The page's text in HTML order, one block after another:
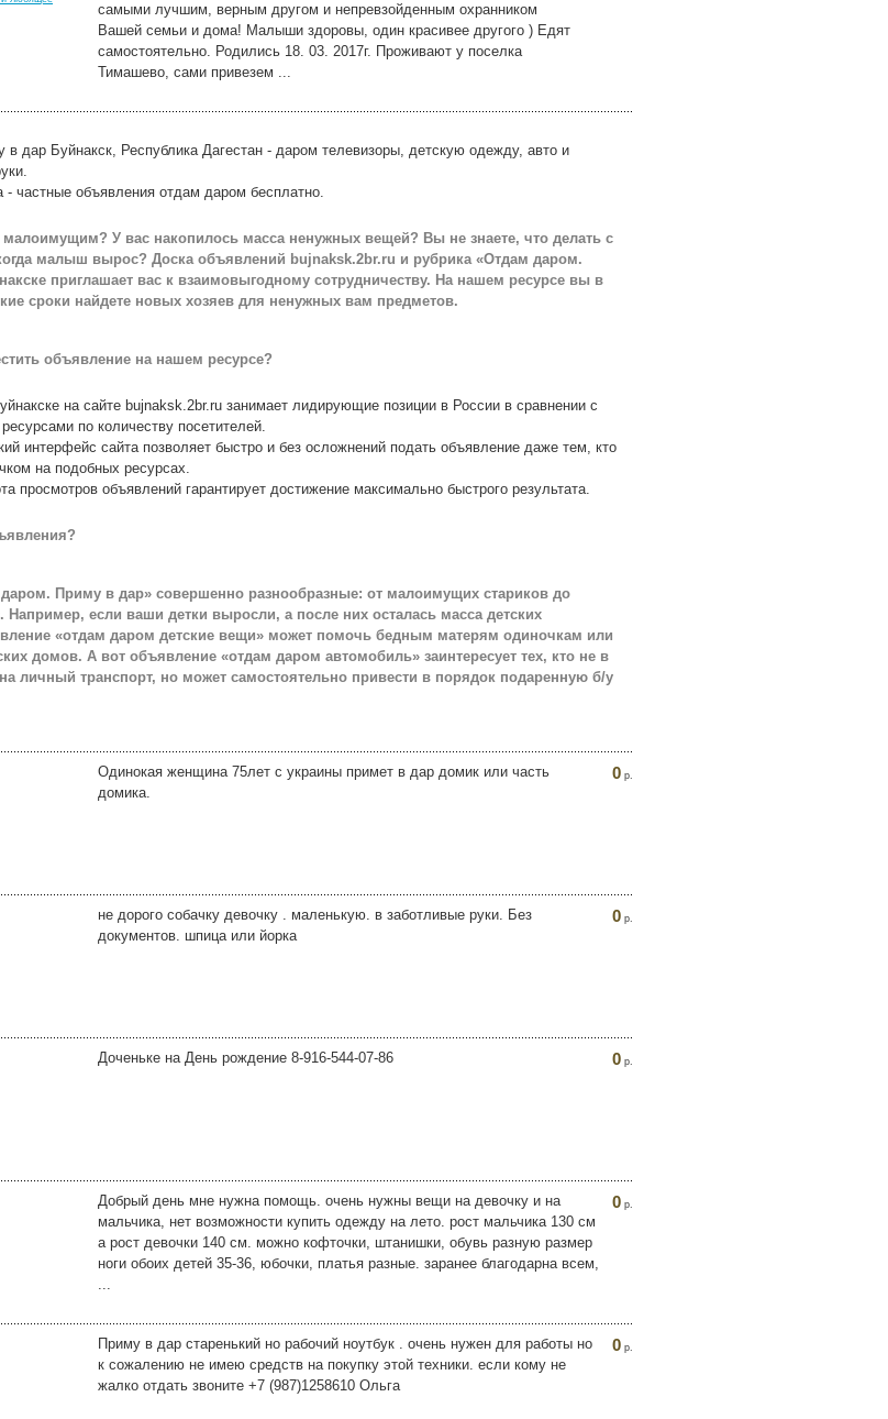
самыми лучшим, верным другом и непревзойденным охранником
Вашей семьи и дома! Малыши здоровы, один красивее другого ) Едят
самостоятельно. Родились 18. 03. 2017г. Проживают у поселка
Тимашево, сами привезем ...
дар Буйнакск, Республика Дагестан - даром телевизоры, детскую одежду, авто и
- частные объявления отдам даром бесплатно.
У вас накопилось масса ненужных вещей? Вы не знаете, что делать с
малыш вырос? Доска объявлений bujnaksk.2br.ru и рубрика «Отдам даром.
приглашает вас к взаимовыгодному сотрудничеству. На нашем ресурсе вы в
сроки найдете новых хозяев для ненужных вам предметов.
объявление на нашем ресурсе?
на сайте bujnaksk.2br.ru занимает лидирующие позиции в России в сравнении с
по количеству посетителей.
интерфейс сайта позволяет быстро и без осложнений подать объявление даже тем, кто
на подобных ресурсах.
просмотров объявлений гарантирует достижение максимально быстрого результата.
Приму в дар» совершенно разнообразные: от малоимущих стариков до
Например, если ваши детки выросли, а после них осталась масса детских
«отдам даром детские вещи» может помочь бедным матерям одиночкам или
домов. А вот объявление «отдам даром автомобиль» заинтересует тех, кто не в
личный транспорт, но может самостоятельно привести в порядок подаренную б/у
Одинокая женщина 75лет с украины примет в дар домик или часть
домика.
0 р.
не дорого собачку девочку . маленькую. в заботливые руки. Без
документов. шпица или йорка
0 р.
Доченьке на День рождение 8-916-544-07-86 0 р.
Добрый день мне нужна помощь. очень нужны вещи на девочку и на
мальчика, нет возможности купить одежду на лето. рост мальчика 130 см
а рост девочки 140 см. можно кофточки, штанишки, обувь разную размер
ноги обоих детей 35-36, юбочки, платья разные. заранее благодарна всем,
0 р.
Приму в дар старенький но рабочий ноутбук . очень нужен для работы но
к сожалению не имею средств на покупку этой техники. если кому не
жалко отдать звоните +7 (987)1258610 Ольга
0 р.